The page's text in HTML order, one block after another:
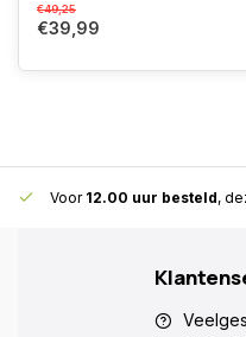
€49,25
€39,99
Voor 12.00 uur besteld,